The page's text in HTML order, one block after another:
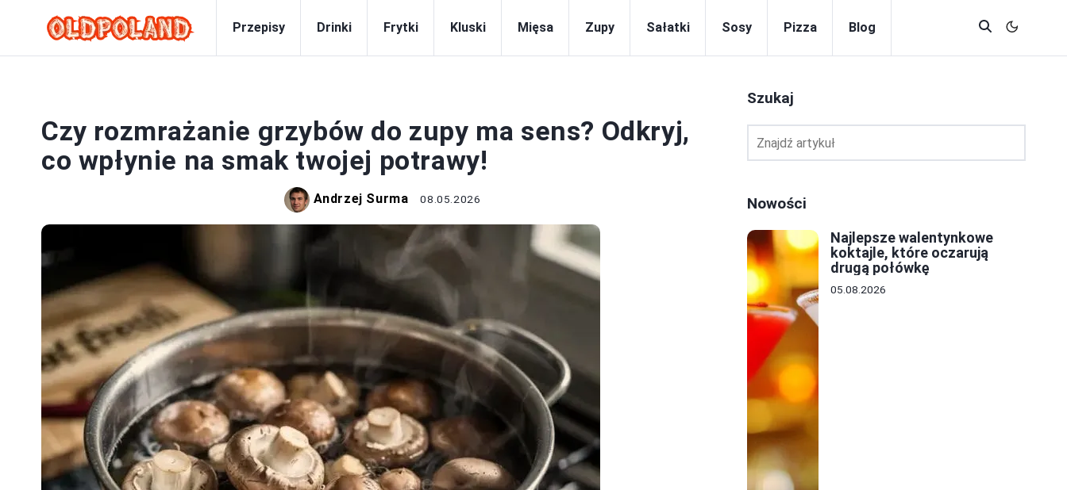
Przepisy Drinki Frytki Kluski Mięsa Zupy Sałatki Sosy Pizza Blog
Czy rozmrażanie grzybów do zupy ma sens? Odkryj,
co wpłynie na smak twojej potrawy!
Andrzej Surma 08.05.2026
Szukaj
Nowości
Najlepsze walentynkowe
koktajle, które oczarują
drugą połówkę
05.08.2026